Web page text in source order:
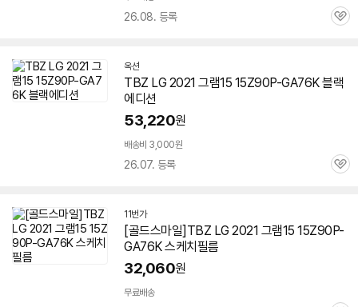
26.08. 등록
관
옥션
TBZ LG 2021 그램15 15Z90P-GA76K 블랙
에디션
53,220원
배송비 3,000원
26.07. 등록
관
11번가
[골드스마일]TBZ LG 2021 그램15 15Z90P-
GA76K 스케치필름
32,060원
무료배송